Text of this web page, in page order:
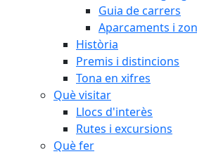
Guia de carrers
Aparcaments i
Història
Premis i distincions
Tona en xifres
Què visitar
Llocs d'interès
Rutes i excursions
Què fer